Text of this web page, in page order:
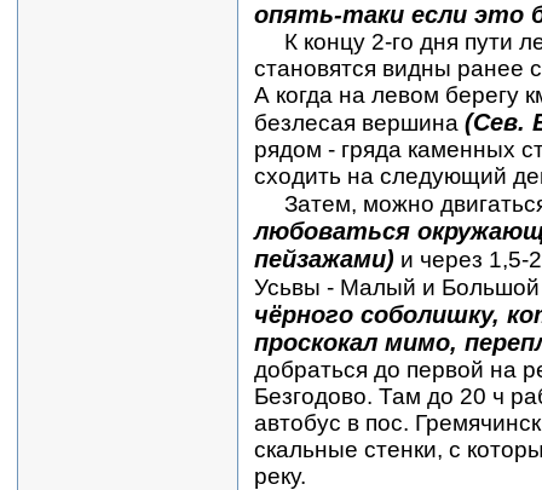
опять-таки если это
К концу 2-го дня пути
становятся видны ранее
А когда на левом берегу
безлесая вершина (Сев.
рядом - гряда каменных
сходить на следующий
Затем, можно
любоваться
пейзажами) и через 1,5-
Усьвы - Малый и
чёрного соболишку,
проскокал мимо,
добраться до первой на
Безгодово. Там до 20 ч
автобус в пос.
скальные стенки, с
реку.